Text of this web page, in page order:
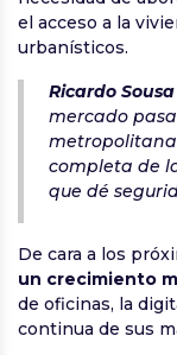
el acceso a la
urbanísticos.
Ricardo Sousa
mercado
completa de
que dé
De cara a los
un crecimiento
de oficinas, la
continua de sus